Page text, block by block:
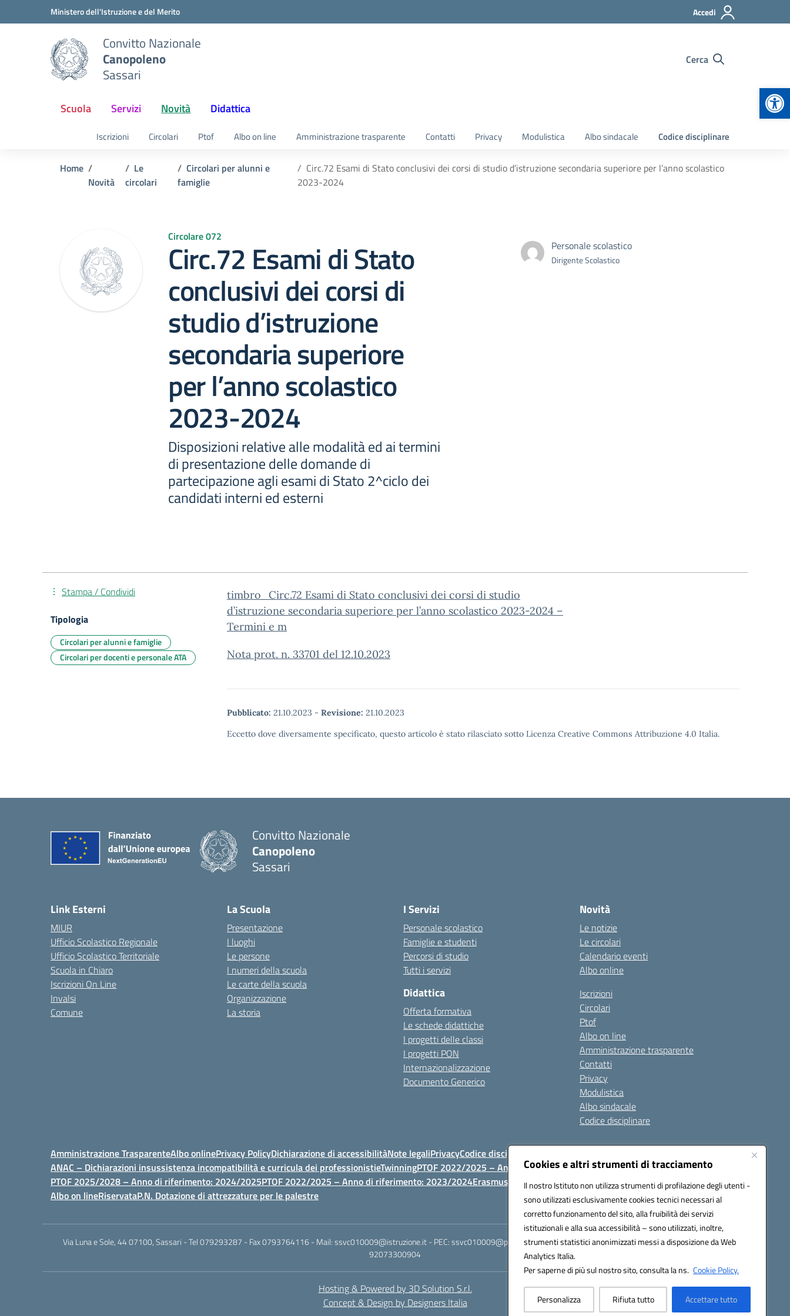
Cookies e altri strumenti di tracciamento
Il nostro Istituto non utilizza strumenti di profilazione degli utenti -
sono utilizzati esclusivamente cookies tecnici necessari al
corretto funzionamento del sito, alla fruibilità dei servizi
istituzionali e alla sua accessibilità – sono utilizzati, inoltre,
strumenti statistici anonimizzati messi a disposizione da Web
Analytics Italia.
Per saperne di più sul nostro sito, consulta la ns. Cookie Policy.
Personalizza Rifiuta tutto Accettare tutto
Vai ai contenuti
Vai al menu di navigazioneMinistero dell'Istruzione e del Merito Accedi
Convitto Nazionale
Canopoleno
Sassari
Cerca
Scuola Servizi Novità Didattica
Iscrizioni Circolari Ptof Albo on line Amministrazione trasparente Contatti Privacy Modulistica Albo sindacale Codice disciplinare
Home
Novità
Le
circolari
Circolari per alunni e
famiglie
Circ.72 Esami di Stato conclusivi dei corsi di studio d’istruzione secondaria superiore per l’anno scolastico
2023-2024
Circolare 072
Circ.72 Esami di Stato
conclusivi dei corsi di
studio d’istruzione
secondaria superiore
per l’anno scolastico
2023-2024
Disposizioni relative alle modalità ed ai termini
di presentazione delle domande di
partecipazione agli esami di Stato 2^ciclo dei
candidati interni ed esterni
Personale scolastico
Dirigente Scolastico
timbro_Circ.72 Esami di Stato conclusivi dei corsi di studio
d’istruzione secondaria superiore per l’anno scolastico 2023-2024 –
Termini e m
Nota prot. n. 33701 del 12.10.2023
Pubblicato: 21.10.2023 - Revisione: 21.10.2023
Eccetto dove diversamente specificato, questo articolo è stato rilasciato sotto Licenza Creative Commons Attribuzione 4.0 Italia.
Stampa / Condividi
Tipologia
Circolari per alunni e famiglie
Circolari per docenti e personale ATA
Convitto Nazionale
Canopoleno
Sassari
Link Esterni
MIUR
Ufficio Scolastico Regionale
Ufficio Scolastico Territoriale
Scuola in Chiaro
Iscrizioni On Line
Invalsi
Comune
La Scuola
Presentazione
I luoghi
Le persone
I numeri della scuola
Le carte della scuola
Organizzazione
La storia
I Servizi
Personale scolastico
Famiglie e studenti
Percorsi di studio
Tutti i servizi
Didattica
Offerta formativa
Le schede didattiche
I progetti delle classi
I progetti PON
Internazionalizzazione
Documento Generico
Novità
Le notizie
Le circolari
Calendario eventi
Albo online
Iscrizioni
Circolari
Ptof
Albo on line
Amministrazione trasparente
Contatti
Privacy
Modulistica
Albo sindacale
Codice disciplinare
Amministrazione TrasparenteAlbo onlinePrivacy PolicyDichiarazione di accessibilitàNote legaliPrivacyCodice disciplinare e di comportamento
ANAC – Dichiarazioni insussistenza incompatibilità e curricula dei professionistieTwinningPTOF 2022/2025 – Anno di riferimento: 2024/2025
PTOF 2025/2028 – Anno di riferimento: 2024/2025PTOF 2022/2025 – Anno di riferimento: 2023/2024Erasmus PTOF 2025/2028 – Anno di riferimento: 2025/2026
Albo on lineRiservataP.N. Dotazione di attrezzature per le palestre
Via Luna e Sole, 44 07100, Sassari - Tel 079293287 - Fax 0793764116 - Mail: ssvc010009@istruzione.it - PEC: ssvc010009@pec.istruzione.it - C.F. / P.IVA Convitto 80000150906 - C.F. Scuole
92073300904
Hosting & Powered by 3D Solution S.r.l.
Concept & Design by Designers Italia